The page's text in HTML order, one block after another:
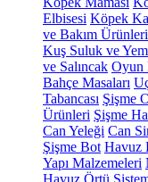
Elbisesi Köpek
ve Bakım Ürünleri
Kuş Suluk ve
ve Salıncak Oyun
Bahçe Masaları
Tabancası Şişme
Ürünleri Şişme
Can Yeleği Can
Şişme Bot Havuz
Yapı Malzemeleri
Havuz Örtü